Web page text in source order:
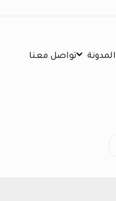
المدونة تواصل معنا